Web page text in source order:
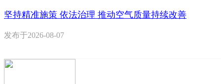
坚持精准施策 依法治理 推动空气质量持续改善
发布于2026-08-07